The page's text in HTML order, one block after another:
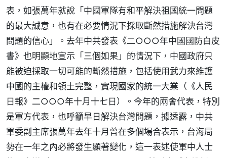
表，如張萬年就說「中國軍隊有和平解決祖國統一問題
的最大誠意，也有在必要情況下採取斷然措施解決台灣
問題的信心」。去年中共發表《二○○○年中國國防白皮
書》也明顯地宣示「三個如果」的情況下，中國政府只
能被迫採取一切可能的斷然措施，包括使用武力來維護
中國的主權和領土完整，實現國家的統一大業（《人民
日報》二○○○年十月十七日）。今年的兩會代表，特別
是軍方代表，也呼籲早日解決台灣問題，據透露，中共
軍委副主席張萬年去年十月曾在多個場合表示，台海局
勢在一年之內必將發生顯著變化，這一表述使軍中人士